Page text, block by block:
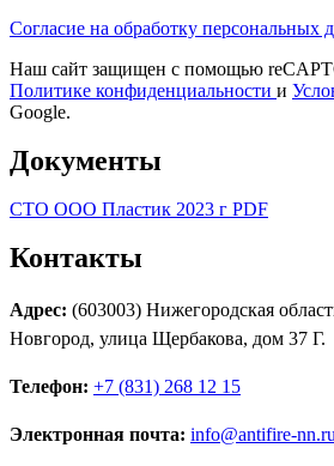
Согласие на обработку персональных
Наш сайт защищен с помощью
Политике конфиденциальности и
Google.
Документы
СТО ООО Пластик 2023 г PDF
Контакты
Адрес: (603003) Нижегородская
Новгород, улица Щербакова, дом 37 Г.
Телефон: +7 (831) 268 12 15
Электронная почта: info@antifire-nn.ru